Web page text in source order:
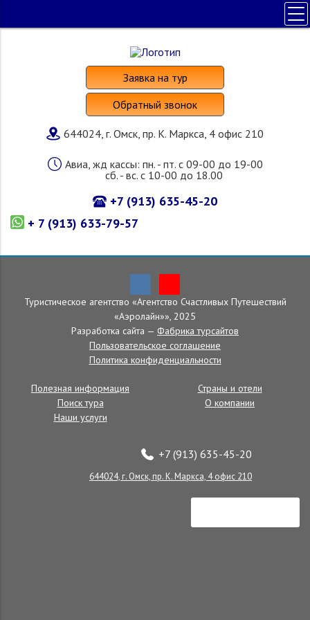
Заявка на тур
Обратный звонок
644024, г. Омск, пр. К. Маркса, 4 офис 210
Авиа, жд кассы: пн. - пт. с 09-00 до 19-00
сб. - вс. с 10-00 до 18.00
+7 (913) 635-45-20
+ 7 (913) 633-79-57
ПОИСК ТУРА
НАШИ УСЛУГИ
СТРАНЫ И ОТЕЛИ
О КОМПАНИИ
Главная»Страны и отели»Филиппины»Туры»Школа английского
Школа английского языка
Туристическое агентство «Агентство Счастливых Путешествий
«Аэролайн»», 2025
Разработка сайта — Фабрика турсайтов
Пользовательское соглашение
Политика конфиденциальности
Полезная информация
Поиск тура
Наши услуги
Страны и отели
О компании
+7 (913) 635-45-20
644024, г. Омск, пр. К. Маркса, 4 офис 210